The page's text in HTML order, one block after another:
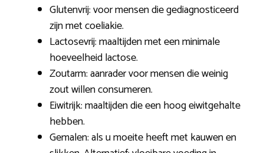
Glutenvrij: voor mensen die gediagnosticeerd
zijn met coeliakie.
Lactosevrij: maaltijden met een minimale
hoeveelheid lactose.
Zoutarm: aanrader voor mensen die weinig
zout willen consumeren.
Eiwitrijk: maaltijden die een hoog eiwitgehalte
hebben.
Gemalen: als u moeite heeft met kauwen en